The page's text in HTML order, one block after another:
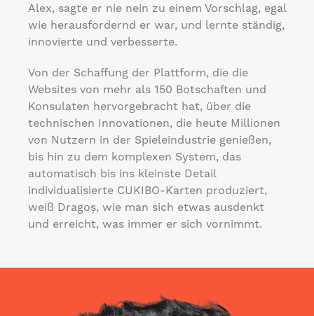
Alex, sagte er nie nein zu einem Vorschlag, egal
wie herausfordernd er war, und lernte ständig,
innovierte und verbesserte.
Von der Schaffung der Plattform, die die
Websites von mehr als 150 Botschaften und
Konsulaten hervorgebracht hat, über die
technischen Innovationen, die heute Millionen
von Nutzern in der Spieleindustrie genießen,
bis hin zu dem komplexen System, das
automatisch bis ins kleinste Detail
individualisierte CUKIBO-Karten produziert,
weiß Dragoș, wie man sich etwas ausdenkt
und erreicht, was immer er sich vornimmt.